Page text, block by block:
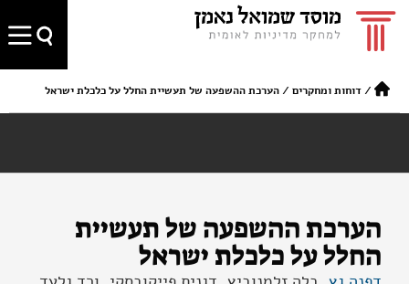
/דוחות ומחקרים /הערכת ההשפעה של תעשיית החלל על כלכלת ישראל
הערכת ההשפעה של תעשיית
החלל על כלכלת ישראל